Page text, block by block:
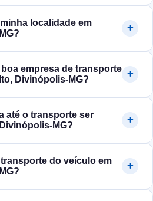
localidade em
empresa de transporte
Divinópolis‑MG?
até o transporte ser
do veículo em